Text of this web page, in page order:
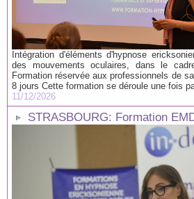
Intégration d'éléments d'hypnose
des mouvements oculaires, dans le
Formation réservée aux professionnels de
8 jours Cette formation se déroule une fois
11/12/2026
STRASBOURG: Formation